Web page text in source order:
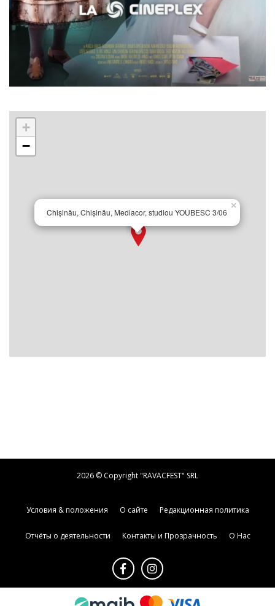
Chișinău, Chișinău, Mediacor, studiou YOUBESC 3/06
×
+
−
2026 © Copyright "RAVACFEST" SRL
Условия & положения О сайте Редакционная политика
Отчёты о деятельности Контакты и Прозрачность О Нас